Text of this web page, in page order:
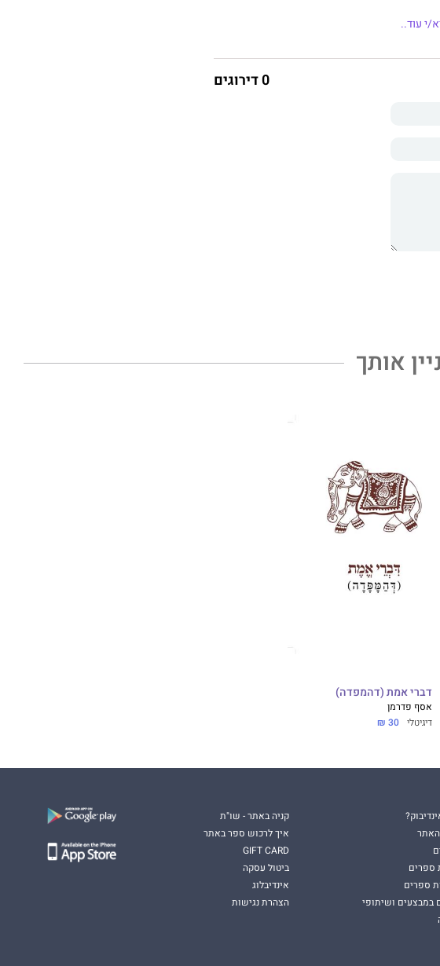
בין
י עוד..
0 דירוגים
אותך
דברי אמת (דהמפדה)
אסף פדרמן
דיגיטלי 30 ₪
האתר
ספרים
ספרים
במבצעים ושיתופי
קניה באתר - שו"ת
איך לרכוש ספר באתר
GIFT CARD
ביטול עסקה
אינדיבלוג
הצהרת נגישות